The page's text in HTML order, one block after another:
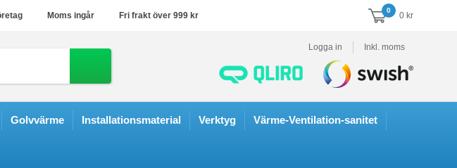
0
0 kr
Moms ingår Fri frakt över 999 kr
Logga in Inkl. moms
Golvvärme Installationsmaterial Verktyg Värme-Ventilation-sanitet